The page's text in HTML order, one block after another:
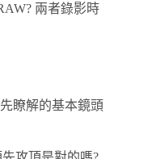
兩者錄影時
瞭解的基本鏡頭